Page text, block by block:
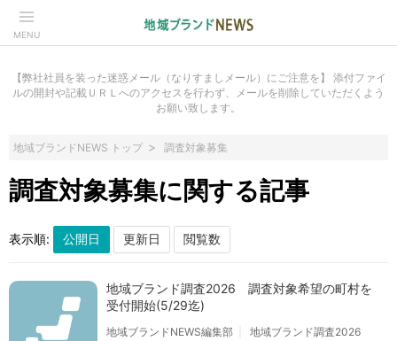
MENU
【弊社社員を装った迷惑メール（なりすましメール）にご注意を】 添付ファイ
ルの開封や記載ＵＲＬへのアクセスを行わず、メールを削除していただくよう
お願い致します。
地域ブランドNEWS トップ 調査対象募集
調査対象募集に関する記事
表示順:
地域ブランド調査2026 調査対象希望の町村を
受付開始(5/29迄)
地域ブランドNEWS編集部
地域ブランド調査2026